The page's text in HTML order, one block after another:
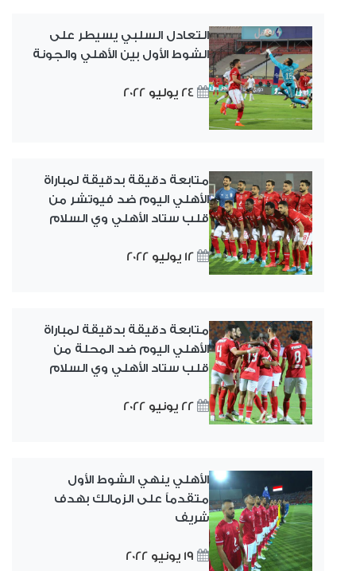
التعادل السلبي يسيطر على
الشوط الأول بين الأهلي والجونة
24 يوليو 2022
متابعة دقيقة بدقيقة لمباراة
الأهلي اليوم ضد فيوتشر من
قلب ستاد الأهلي وي السلام
12 يوليو 2022
متابعة دقيقة بدقيقة لمباراة
الأهلي اليوم ضد المحلة من
قلب ستاد الأهلي وي السلام
22 يونيو 2022
الأهلي ينهي الشوط الأول
متقدماً على الزمالك بهدف
شريف
19 يونيو 2022